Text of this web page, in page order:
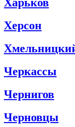
Харьков
Херсон
Черкассы
Чернигов
Черновцы